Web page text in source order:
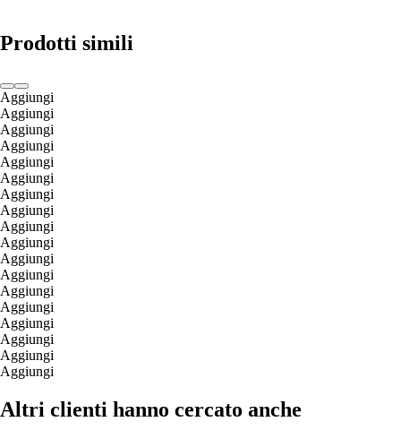
Prodotti simili
Aggiungi
Aggiungi
Aggiungi
Aggiungi
Aggiungi
Aggiungi
Aggiungi
Aggiungi
Aggiungi
Aggiungi
Aggiungi
Aggiungi
Aggiungi
Aggiungi
Aggiungi
Aggiungi
Aggiungi
Aggiungi
Altri clienti hanno cercato anche